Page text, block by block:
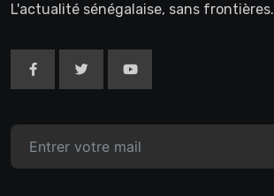
L'actualité sénégalaise, sans frontières.